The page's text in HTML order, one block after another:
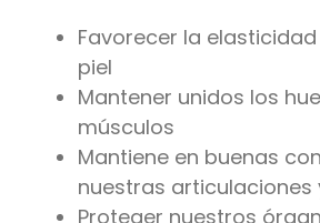
Favorecer la
piel
Mantener unidos los
músculos
Mantiene en buenas
nuestras articulaciones
Proteger nuestros